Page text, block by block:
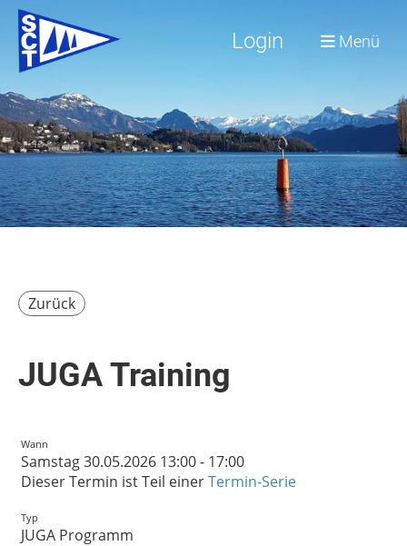
Login Menü
Zurück
JUGA Training
Wann
Samstag 30.05.2026 13:00 - 17:00
Dieser Termin ist Teil einerTermin-Serie
Typ
JUGA Programm